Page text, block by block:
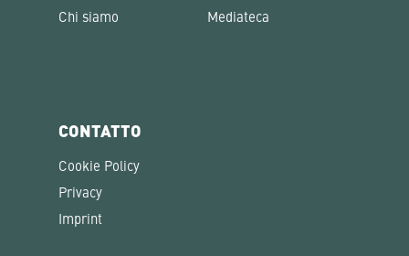
Chi siamo
Mediateca
CONTATTO
Cookie Policy
Privacy
Imprint